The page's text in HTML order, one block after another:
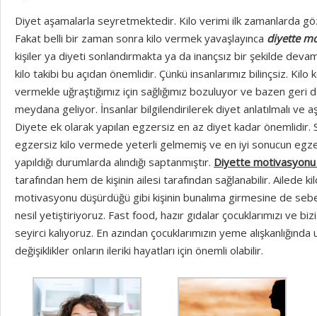
Diyet aşamalarla seyretmektedir. Kilo verimi ilk zamanlarda
Fakat belli bir zaman sonra kilo vermek yavaşlayınca diyette
kişiler ya diyeti sonlandırmakta ya da inançsız bir şekilde
kilo takibi bu açıdan önemlidir. Çünkü insanlarımız bilinçsiz. Kilo
vermekle uğraştığımız için sağlığımız bozuluyor ve bazen
meydana geliyor. İnsanlar bilgilendirilerek diyet anlatılmalı ve
Diyete ek olarak yapılan egzersiz en az diyet kadar önemlidir.
egzersiz kilo vermede yeterli gelmemiş ve en iyi sonucun
yapıldığı durumlarda alındığı saptanmıştır. Diyette
tarafından hem de kişinin ailesi tarafından sağlanabilir. Ailede
motivasyonu düşürdüğü gibi kişinin bunalıma girmesine de
nesil yetiştiriyoruz. Fast food, hazır gıdalar çocuklarımızı ve
seyirci kalıyoruz. En azından çocuklarımızın yeme
değişiklikler onların ileriki hayatları için önemli olabilir.